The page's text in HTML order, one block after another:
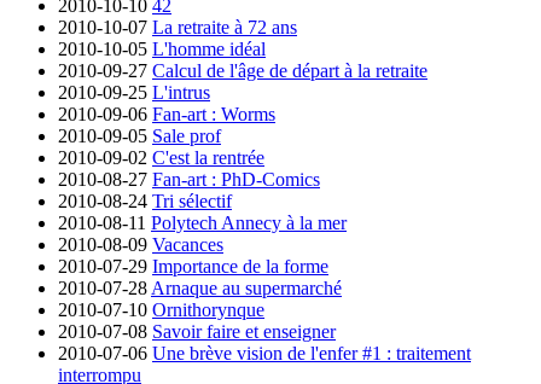
2010-10-10 42
2010-10-07 La retraite à 72 ans
2010-10-05 L'homme idéal
2010-09-27 Calcul de l'âge de départ à la retraite
2010-09-25 L'intrus
2010-09-06 Fan-art : Worms
2010-09-05 Sale prof
2010-09-02 C'est la rentrée
2010-08-27 Fan-art : PhD-Comics
2010-08-24 Tri sélectif
2010-08-11 Polytech Annecy à la mer
2010-08-09 Vacances
2010-07-29 Importance de la forme
2010-07-28 Arnaque au supermarché
2010-07-10 Ornithorynque
2010-07-08 Savoir faire et enseigner
2010-07-06 Une brève vision de l'enfer #1 : traitement
interrompu